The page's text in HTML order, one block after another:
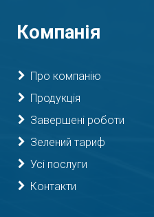
Компанія
Про компанію
Продукція
Завершені роботи
Зелений тариф
Усі послуги
Контакти